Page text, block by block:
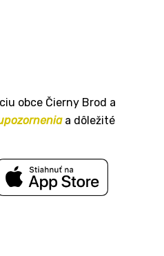
obce Čierny Brod a
a dôležité